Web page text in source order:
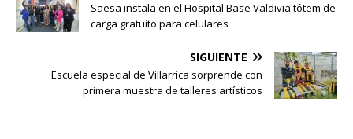
Saesa instala en el Hospital Base Valdivia tótem de
carga gratuito para celulares
SIGUIENTE
Escuela especial de Villarrica sorprende con
primera muestra de talleres artísticos